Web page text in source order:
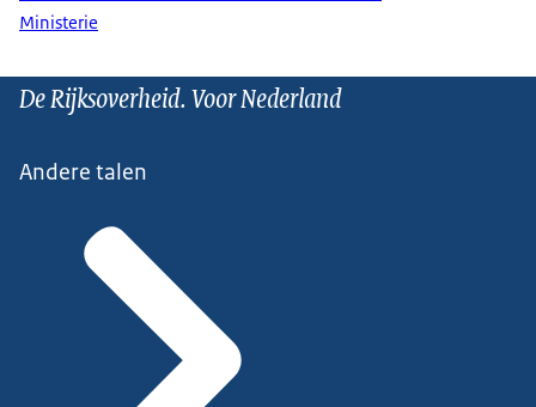
Ministerie
De Rijksoverheid. Voor Nederland
Andere talen